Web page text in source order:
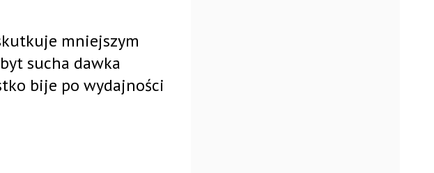
mniejszym
sucha dawka
bije po wydajności